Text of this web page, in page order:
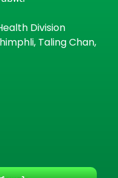
Division
Taling Chan,